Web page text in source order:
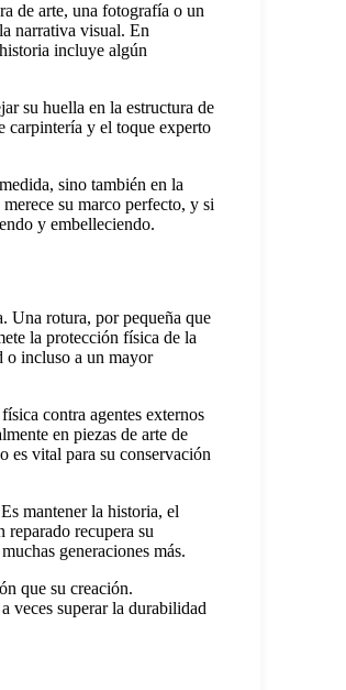
de arte, una fotografía o un
narrativa visual. En
incluye algún
su huella en la estructura de
carpintería y el toque experto
sino también en la
su marco perfecto, y si
y embelleciendo.
Una rotura, por pequeña que
la protección física de la
o incluso a un mayor
contra agentes externos
en piezas de arte de
es vital para su conservación
mantener la historia, el
recupera su
generaciones más.
que su creación.
veces superar la durabilidad